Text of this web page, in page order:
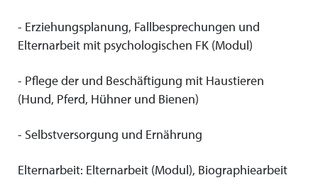
- Erziehungsplanung, Fallbesprechungen und
Elternarbeit mit psychologischen FK (Modul)
- Pflege der und Beschäftigung mit Haustieren
(Hund, Pferd, Hühner und Bienen)
- Selbstversorgung und Ernährung
Elternarbeit: Elternarbeit (Modul), Biographiearbeit